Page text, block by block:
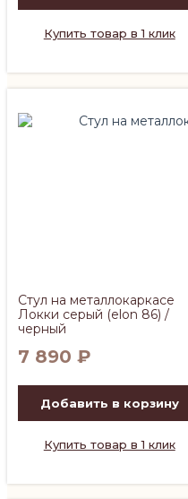
Купить товар в 1 клик
Стул на металлокаркасе
Локки серый (elon 86) /
черный
7 890 ₽
Добавить в корзину
Купить товар в 1 клик